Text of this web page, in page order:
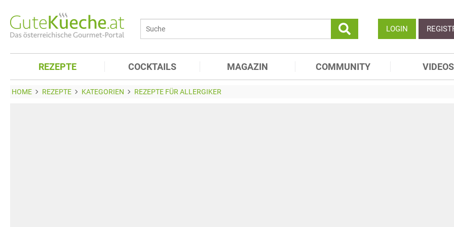
LOGIN
REZEPTE COCKTAILS MAGAZIN COMMUNITY VIDEOS
HOME REZEPTE KATEGORIEN REZEPTE FÜR ALLERGIKER